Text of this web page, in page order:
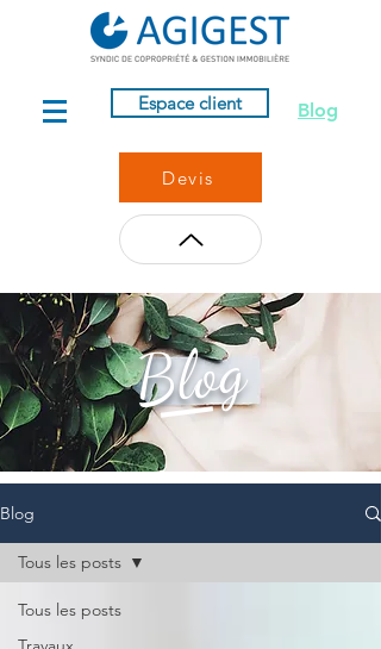
Espace client Blog
Devis
Blog
Blog
Tous les posts
Tous les posts